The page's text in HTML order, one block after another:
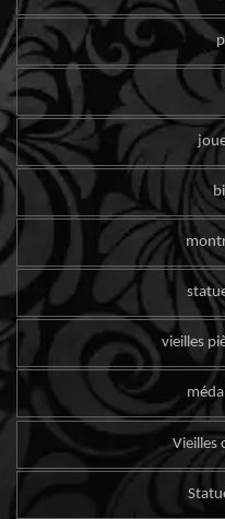
vieilles
Vieilles